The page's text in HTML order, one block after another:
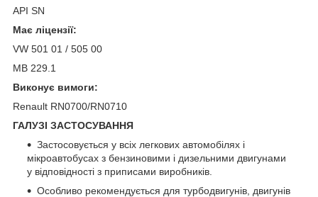
API SN
Має ліцензії:
VW 501 01 / 505 00
MB 229.1
Виконує вимоги:
Renault RN0700/RN0710
ГАЛУЗІ ЗАСТОСУВАННЯ
Застосовується у всіх легкових автомобілях і
мікроавтобусах з бензиновими і дизельними двигунами
у відповідності з приписами виробників.
Особливо рекомендується для турбодвигунів, двигунів